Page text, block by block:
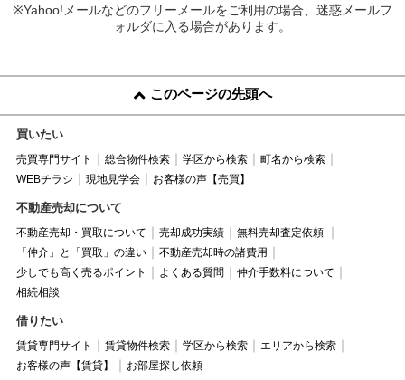
※Yahoo!メールなどのフリーメールをご利用の場合、迷惑メールフ
ォルダに入る場合があります。
このページの先頭へ
買いたい
売買専門サイト 総合物件検索 学区から検索
町名から検索
WEBチラシ
現地見学会 お客様の声【売買】
不動産売却について
不動産売却・買取について 売却成功実績
無料売却査定依頼
「仲介」と「買取」の違い
不動産売却時の諸費用
少しでも高く売るポイント
よくある質問
仲介手数料について
相続相談
借りたい
賃貸専門サイト 賃貸物件検索 学区から検索
エリアから検索
お客様の声【賃貸】
お部屋探し依頼